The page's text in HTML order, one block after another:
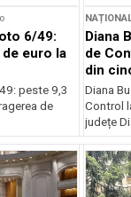
6/49:
euro la
peste 9,3
de
Diana
de
din
Diana
Control
județe